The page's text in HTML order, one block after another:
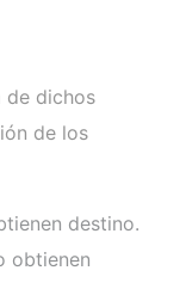
de dichos
de los
destino.
obtienen